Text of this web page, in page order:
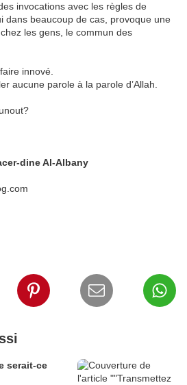
dans beaucoup de cas, provoque une
les gens, le commun des
innové.
aucune parole à la parole d’Allah.
dine Al-Albany
serait-ce